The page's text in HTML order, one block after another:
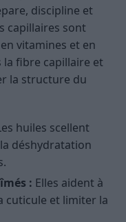
discipline et
capillaires sont
vitamines et en
fibre capillaire et
la structure du
huiles scellent
déshydratation
: Elles aident à
cuticule et limiter la